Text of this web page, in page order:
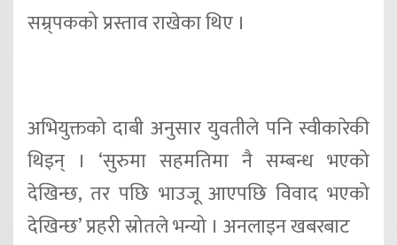
सम्र्पकको प्रस्ताव राखेका थिए ।
अभियुक्तको दाबी अनुसार युवतीले पनि स्वीकारेकी
थिइन् । ‘सुरुमा सहमतिमा नै सम्बन्ध भएको
देखिन्छ, तर पछि भाउजू आएपछि विवाद भएको
देखिन्छ’ प्रहरी स्रोतले भन्यो । अनलाइन खबरबाट